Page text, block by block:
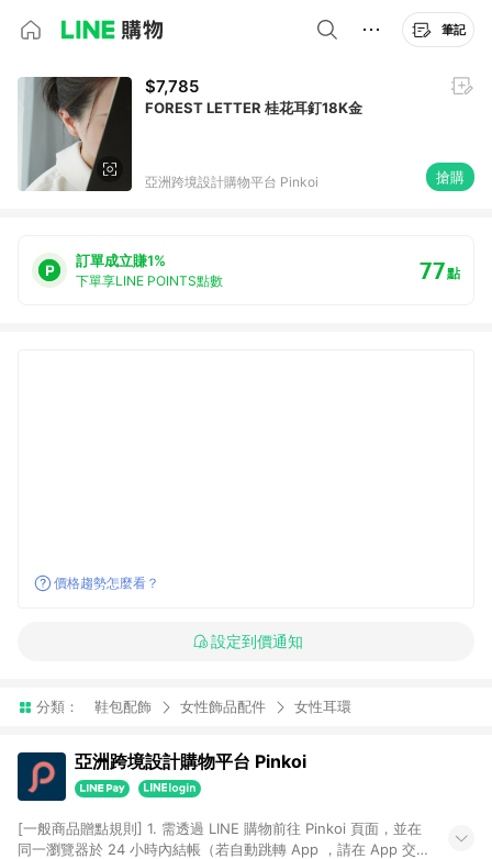
筆記
$7,785
FOREST LETTER 桂花耳釘18K金
亞洲跨境設計購物平台 Pinkoi 搶購
訂單成立賺1%
下單享LINE POINTS點數 77點
價格趨勢怎麼看？
設定到價通知
分類： 鞋包配飾 女性飾品配件 女性耳環
亞洲跨境設計購物平台 Pinkoi
[一般商品贈點規則] 1. 需透過 LINE 購物前往 Pinkoi 頁面，並在
同一瀏覽器於 24 小時內結帳（若自動跳轉 App ，請在 App 交